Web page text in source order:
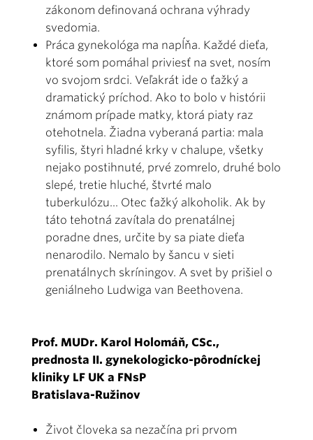
zákonom definovaná ochrana výhrady
svedomia.
Práca gynekológa ma napĺňa. Každé dieťa,
ktoré som pomáhal priviesť na svet, nosím
vo svojom srdci. Veľakrát ide o ťažký a
dramatický príchod. Ako to bolo v histórii
známom prípade matky, ktorá piaty raz
otehotnela. Žiadna vyberaná partia: mala
syfilis, štyri hladné krky v chalupe, všetky
nejako postihnuté, prvé zomrelo, druhé bolo
slepé, tretie hluché, štvrté malo
tuberkulózu... Otec ťažký alkoholik. Ak by
táto tehotná zavítala do prenatálnej
poradne dnes, určite by sa piate dieťa
nenarodilo. Nemalo by šancu v sieti
prenatálnych skríningov. A svet by prišiel o
geniálneho Ludwiga van Beethovena.
Prof. MUDr. Karol Holomáň, CSc.,
prednosta II. gynekologicko-pôrodníckej
kliniky LF UK a FNsP
Bratislava-Ružinov
Život človeka sa nezačína pri prvom